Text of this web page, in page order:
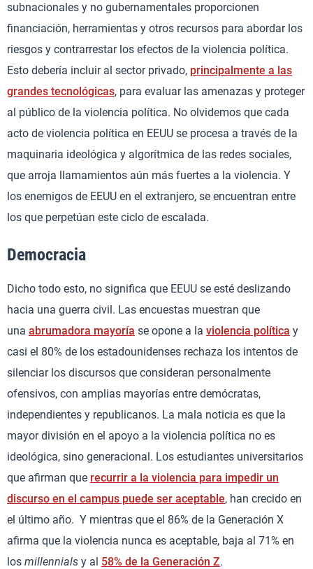
subnacionales y no gubernamentales proporcionen
financiación, herramientas y otros recursos para abordar los
riesgos y contrarrestar los efectos de la violencia política.
Esto debería incluir al sector privado, principalmente a las
grandes tecnológicas, para evaluar las amenazas y proteger
al público de la violencia política. No olvidemos que cada
acto de violencia política en EEUU se procesa a través de la
maquinaria ideológica y algorítmica de las redes sociales,
que arroja llamamientos aún más fuertes a la violencia. Y
los enemigos de EEUU en el extranjero, se encuentran entre
los que perpetúan este ciclo de escalada.
Democracia
Dicho todo esto, no significa que EEUU se esté deslizando
hacia una guerra civil. Las encuestas muestran que
una abrumadora mayoría se opone a la violencia política y
casi el 80% de los estadounidenses rechaza los intentos de
silenciar los discursos que consideran personalmente
ofensivos, con amplias mayorías entre demócratas,
independientes y republicanos. La mala noticia es que la
mayor división en el apoyo a la violencia política no es
ideológica, sino generacional. Los estudiantes universitarios
que afirman que recurrir a la violencia para impedir un
discurso en el campus puede ser aceptable, han crecido en
el último año. Y mientras que el 86% de la Generación X
afirma que la violencia nunca es aceptable, baja al 71% en
los millennials y al 58% de la Generación Z.